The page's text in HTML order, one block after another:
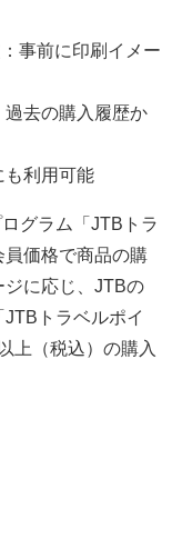
事前に印刷イメー
去の購入履歴か
利用可能
グラム「JTBトラ
価格で商品の購
ジに応じ、JTBの
トラベルポイ
上（税込）の購入